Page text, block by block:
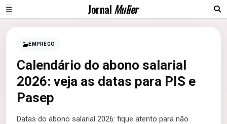
JornalMulier
EMPREGO
Calendário do abono salarial
2026: veja as datas para PIS e
Pasep
Datas do abono salarial 2026: fique atento para não